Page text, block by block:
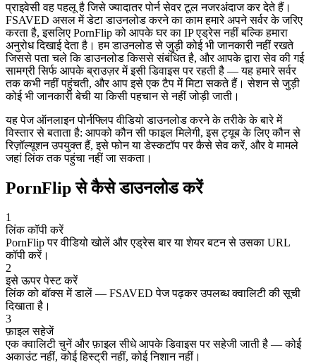
प्राइवेसी वह पहलू है जिसे ज्यादातर पोर्न सेवर टूल नजरअंदाज कर देते हैं।
FSAVED असल में डेटा डाउनलोड करने का काम हमारे अपने सर्वर के जरिए
करता है, इसलिए PornFlip को आपके घर का IP एड्रेस नहीं बल्कि हमारा
अनुरोध दिखाई देता है। हम डाउनलोड से जुड़ी कोई भी जानकारी नहीं रखते
जिससे पता चले कि डाउनलोड किससे संबंधित है, और आपके द्वारा सेव की गई
सामग्री सिर्फ आपके ब्राउज़र में इसी डिवाइस पर रहती है — यह हमारे सर्वर
तक कभी नहीं पहुंचती, और आप इसे एक टैप में मिटा सकते हैं। सेशन से जुड़ी
कोई भी जानकारी बेची या किसी पहचान से नहीं जोड़ी जाती।
यह पेज ऑनलाइन पोर्नफ्लिप वीडियो डाउनलोड करने के तरीके के बारे में
विस्तार से बताता है: आपको कौन सी फाइल मिलेगी, इस ट्यूब के लिए कौन से
रिज़ॉल्यूशन उपयुक्त हैं, इसे फोन या डेस्कटॉप पर कैसे सेव करें, और वे मामले
जहां लिंक तक पहुंचा नहीं जा सकता।
PornFlip से कैसे डाउनलोड करें
1
लिंक कॉपी करें
PornFlip पर वीडियो खोलें और एड्रेस बार या शेयर बटन से उसका URL
कॉपी करें।
2
इसे ऊपर पेस्ट करें
लिंक को बॉक्स में डालें — FSAVED पेज पढ़कर उपलब्ध क्वालिटी की सूची
दिखाता है।
3
फ़ाइल सहेजें
एक क्वालिटी चुनें और फ़ाइल सीधे आपके डिवाइस पर सहेजी जाती है — कोई
अकाउंट नहीं, कोई हिस्ट्री नहीं, कोई निशान नहीं।